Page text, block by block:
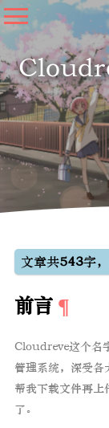
文章共543字
前言
Cloudreve这个名
管理系统，深受各
帮我下载文件再
了。